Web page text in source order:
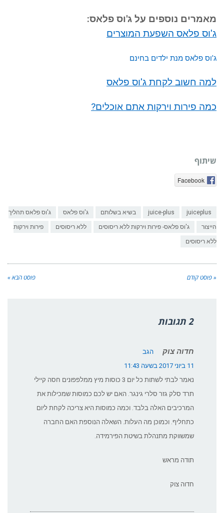
מאמרים נוספים על ג'וס פלאס:
ג'וס פלאס השפעת המוצרים
ג'וס פלאס מנת ילדים בחינם
למה חשוב לקחת ג'וס פלאס
כמה פירות וירקות אתם אוכלים?
שיתוף
Facebook
juice-plus juiceplus בשיא בשלותם ג'וס פלאס ג'וס פלאס תהליך
הייצור ג'וס פלאס- פירות וירקות ללא ריסוסים ללא ריסוסים פירות וירקות
ללא ריסוסים
« פוסט קודם פוסט הבא »
2 תגובות
חדוה צוק
הגב
11 ביוני 2017 בשעה 11:43
נאמר לבתי לשתות כל יום 3 כוסות מיץ ממלפפונים חסה קיילי
תרד סלק גזר סלרי גינגר. האם יש לכם כמוסות שמכילות את
המרכיבים האלה בלבד. וכמה כמוסות היא צריכה לקחת ליום
כתחליף. וכמוכן מה העלות. השאלה הנוספת האם החברה
שמשווקת מתנהלת בשיטת הפירמידה.
תודה מראש
חדוה צוק